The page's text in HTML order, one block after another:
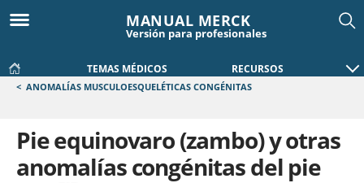
MANUAL MERCK
Versión para profesionales
TEMAS MÉDICOS RECURSOS
< ANOMALÍAS MUSCULOESQUELÉTICAS CONGÉNITAS
Pie equinovaro (zambo) y otras
anomalías congénitas del pie